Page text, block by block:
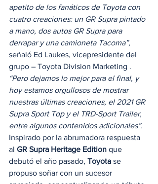
apetito de los fanáticos de Toyota con
cuatro creaciones: un GR Supra pintado
a mano, dos autos GR Supra para
derrapar y una camioneta Tacoma”,
señaló Ed Laukes, vicepresidente del
grupo – Toyota Division Marketing .
“Pero dejamos lo mejor para el final, y
hoy estamos orgullosos de mostrar
nuestras últimas creaciones, el 2021 GR
Supra Sport Top y el TRD-Sport Trailer,
entre algunos contenidos adicionales”.
Inspirado por la abrumadora respuesta
al GR Supra Heritage Edition que
debutó el año pasado, Toyota se
propuso soñar con un sucesor